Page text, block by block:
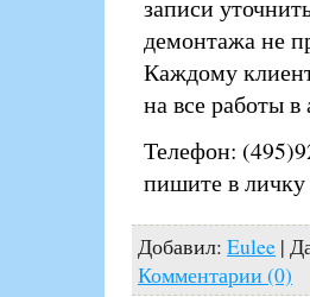
записи
демонтажа не
Каждому
на все работы в
Телефон:
пишите в личку
Добавил: Eulee |
Комментарии (0)